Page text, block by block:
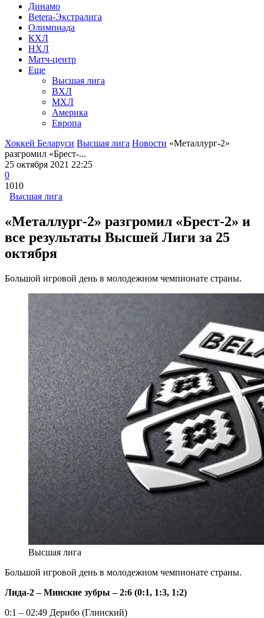
Динамо
Betera-Экстралига
Олимпиада
КХЛ
НХЛ
Матч-центр
Еще
Высшая лига
ВХЛ
МХЛ
Америка
Европа
Хоккей Беларуси Высшая лига Новости «Металлург-2»
разгромил «Брест-...
25 октября 2021 22:25
0
1010
Высшая лига
«Металлург-2» разгромил «Брест-2» и
все результаты Высшей Лиги за 25
октября
Большой игровой день в молодежном чемпионате страны.
Высшая лига
Большой игровой день в молодежном чемпионате страны.
Лида-2 – Минские зубры – 2:6 (0:1, 1:3, 1:2)
0:1 – 02:49 Дерибо (Глинский)